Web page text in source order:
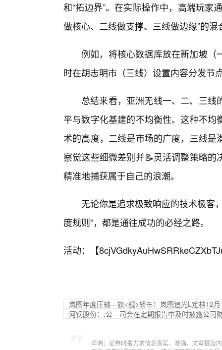
和“拓边界”。在实际操作中，高端玩家
做核心、二线做支撑、三线做边缘”的混
例如，将核心数据库放在新加坡（
时在胡志明市（三线）设置内容分发节
总结来看，亚洲无线一、二、三
平与数字化基建的不均衡性。这种不
术的高度，二线是市场的广度，三线
察觉这些细微差别并📝灵活调整策略
精准地捕获属于自己的浪潮。
无论你是追求极致响应的技术极客
度规则”，都是通往成功的必经之路。
活动：【
岚图年度压轴—旗<舰>轿车！岚图追光L定档12
河钢股份：:公—司会在定期报告中及时披露公司
声明：证券时报力求信息真实、准确，文章提及